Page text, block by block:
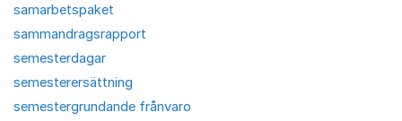
samarbetspaket
sammandragsrapport
semesterdagar
semesterersättning
semestergrundande frånvaro